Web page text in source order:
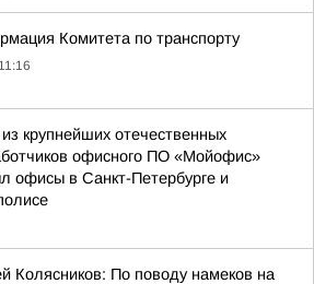
Комитета по транспорту
11:16
крупнейших отечественных
офисного ПО «Мойофис»
офисы в Санкт-Петербурге и
Колясников: По поводу намеков на